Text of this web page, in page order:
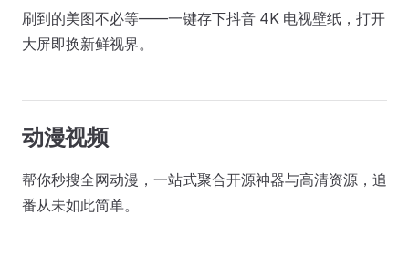
刷到的美图不必等——一键存下抖音 4K 电视壁纸，打开
大屏即换新鲜视界。
动漫视频
帮你秒搜全网动漫，一站式聚合开源神器与高清资源，追
番从未如此简单。